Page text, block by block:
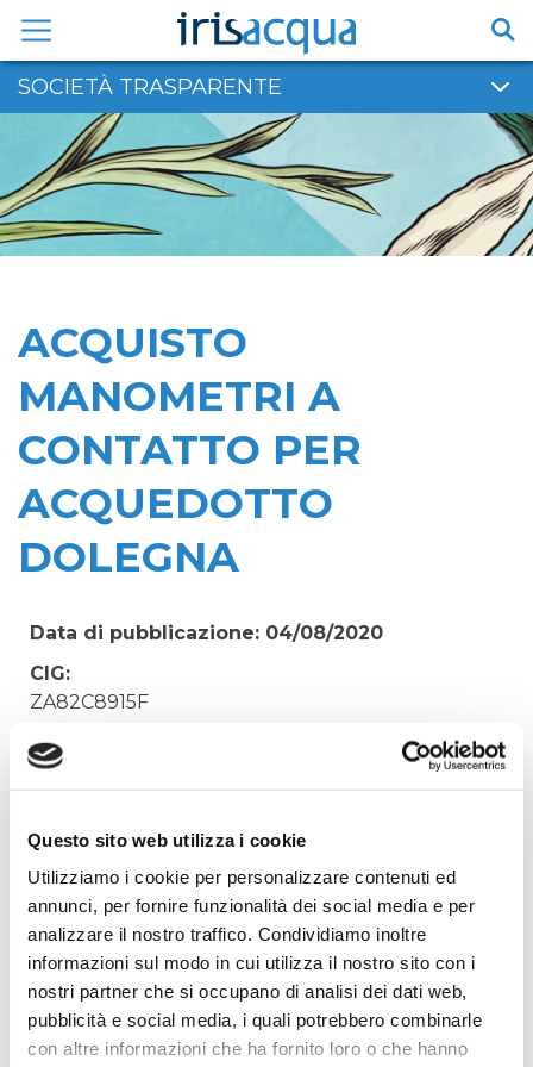
Questo sito web utilizza i cookie
Utilizziamo i cookie per personalizzare contenuti ed
annunci, per fornire funzionalità dei social media e per
analizzare il nostro traffico. Condividiamo inoltre
informazioni sul modo in cui utilizza il nostro sito con i
nostri partner che si occupano di analisi dei dati web,
pubblicità e social media, i quali potrebbero combinarle
con altre informazioni che ha fornito loro o che hanno
contenuto
SOCIETÀ TRASPARENTE
ACQUISTO
MANOMETRI A
CONTATTO PER
ACQUEDOTTO
DOLEGNA
Data di pubblicazione: 04/08/2020
CIG:
ZA82C8915F
Struttura proponente:
'Irisacqua srl P.I./C.F. 01070220312. - Ufficio
Oggetto:
ACQUISTO MANOMETRI A CONTATTO PER
ACQUEDOTTO DOLEGNA
Elenco operatori invitati:
Procedura di scelta:
Affidamento ai sensi del Regolamento Generale